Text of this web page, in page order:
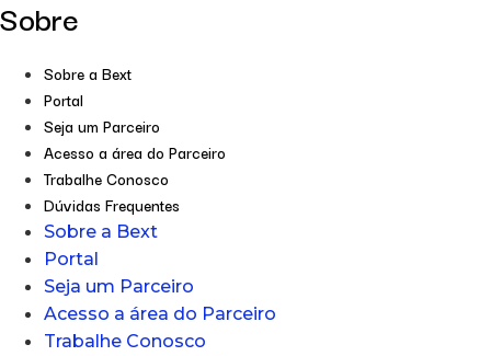
Sobre
Sobre a Bext
Portal
Seja um Parceiro
Acesso a área do Parceiro
Trabalhe Conosco
Dúvidas Frequentes
Sobre a Bext
Portal
Seja um Parceiro
Acesso a área do Parceiro
Trabalhe Conosco